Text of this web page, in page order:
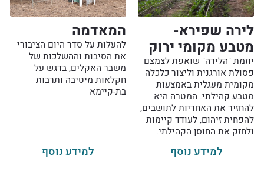
לירה שפירא-
מטבע מקומי ירוק
יוזמת "הלירה" שואפת לצמצם
פסולת אורגנית וליצור כלכלה
מקומית מעגלית באמצעות
מטבע קהילתי. המטרה היא
להחזיר את האחריות לתושבים,
להפחית זיהום, לעודד קיימות
ולחזק את החוסן הקהילתי.
למידע נוסף
המאדמה
להעלות על סדר היום הציבורי
את הסיבות וההשלכות של
משבר האקלים, בדגש על
חקלאות מיטיבה ותרבות
בת-קיימא
למידע נוסף